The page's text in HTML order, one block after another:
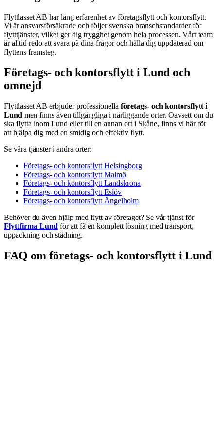
Flyttlasset AB har lång erfarenhet av företagsflytt och kontorsflytt.
Vi är ansvarsförsäkrade och följer svenska branschstandarder för
flytttjänster, vilket ger dig trygghet genom hela processen. Vårt team
är alltid redo att svara på dina frågor och hålla dig uppdaterad om
flyttens framsteg.
Företags- och kontorsflytt i Lund och
omnejd
Flyttlasset AB erbjuder professionella företags- och kontorsflytt i
Lund men finns även tillgängliga i närliggande orter. Oavsett om du
ska flytta inom Lund eller till en annan ort i Skåne, finns vi här för
att hjälpa dig med en smidig och effektiv flytt.
Se våra tjänster i andra orter:
Företags- och kontorsflytt Helsingborg
Företags- och kontorsflytt Malmö
Företags- och kontorsflytt Landskrona
Företags- och kontorsflytt Eslöv
Företags- och kontorsflytt Ängelholm
Behöver du även hjälp med flytt av företaget? Se vår tjänst för
Flyttfirma Lund för att få en komplett lösning med transport,
uppackning och städning.
FAQ om företags- och kontorsflytt i Lund